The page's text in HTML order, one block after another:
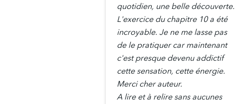
quotidien, une belle découverte.
L'exercice du chapitre 10 a été
incroyable. Je ne me lasse pas
de le pratiquer car maintenant
c'est presque devenu addictif
cette sensation, cette énergie.
Merci cher auteur.
A lire et à relire sans aucunes